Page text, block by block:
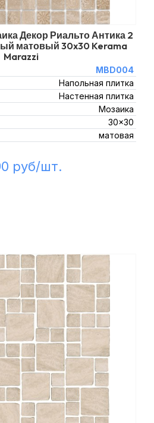
Декор Риальто Антика 2
матовый 30x30 Kerama
Marazzi
MBD004
Напольная плитка
Настенная плитка
Мозаика
30x30
матовая
руб/шт.